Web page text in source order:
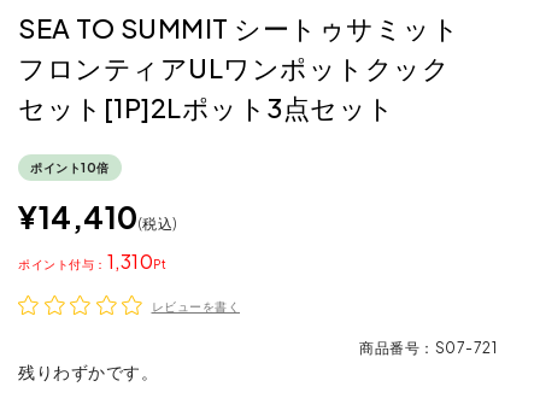
SEA TO SUMMIT シートゥサミット
フロンティアULワンポットクック
セット[1P]2Lポット3点セット
ポイント10倍
¥14,410 税込
1,310
ポイント
レビューを書く
商品番号 S07-721
残りわずかです。